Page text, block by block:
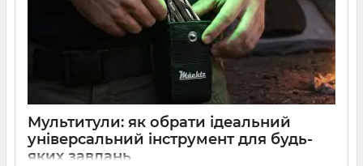
Мультитули: як обрати ідеальний
універсальний інструмент для будь-
яких завдань